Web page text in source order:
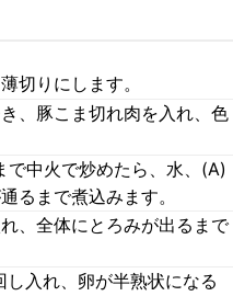
切りにします。
、豚こま切れ肉を入れ、色
で中火で炒めたら、水、(A)
るまで煮込みます。
、全体にとろみが出るまで
入れ、卵が半熟状になる